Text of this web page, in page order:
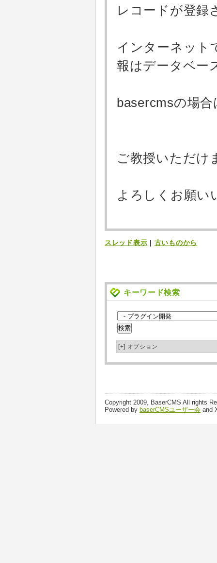
レコードが登録
インターネット
報はデータベー
basercmsの場
ご教授いただけ
よろしくお願い
スレッド表示 | 古いものから
キーワード検索
[+] オプション
Copyright 2009, BaserCMS All rights
Powered by baserCMSユーザー会 and